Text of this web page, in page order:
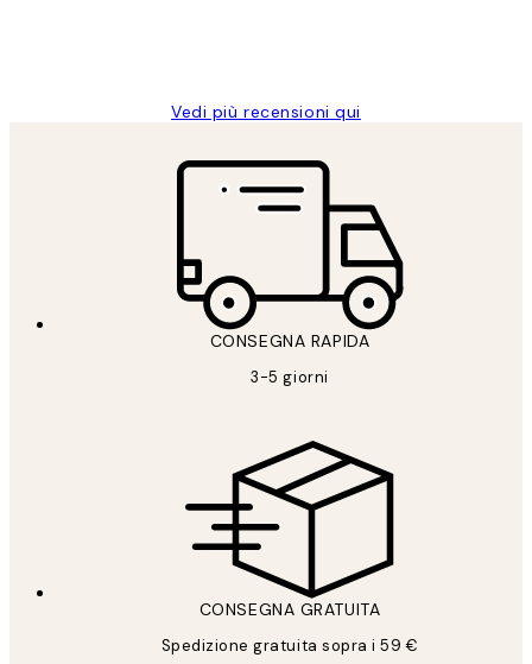
Vedi più recensioni qui
CONSEGNA RAPIDA
3-5 giorni
CONSEGNA GRATUITA
Spedizione gratuita sopra i 59 €